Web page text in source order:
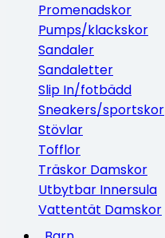
Promenadskor
Pumps/klackskor
Sandaler
Sandaletter
Slip In/fotbädd
Sneakers/sportskor
Stövlar
Tofflor
Träskor Damskor
Utbytbar Innersula
Vattentät Damskor